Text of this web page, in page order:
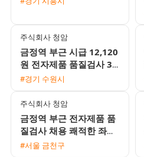
주식회사 청암
금정역 부근 시급 12,120
원 전자제품 품질검사 3
교대 사원 모집 쾌적한 좌
#경기 수원시
주식회사 청암
금정역 부근 전자제품 품
질검사 채용 쾌적한 좌식
근무 및 주급 가능
#서울 금천구